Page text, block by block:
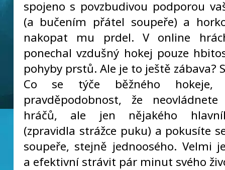
spojeno s povzbudivou podporou
(a bučením přátel soupeře) a
nakopat mu prdel. V online
ponechal vzdušný hokej pouze
pohyby prstů. Ale je to ještě zábava?
Co se týče běžného hokeje,
pravděpodobnost, že
hráčů, ale jen nějakého
(zpravidla strážce puku) a pokusíte
soupeře, stejně jednoosého. Velmi
a efektivní strávit pár minut svého